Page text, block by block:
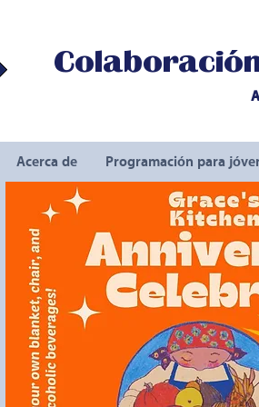
Acerca de Programación para